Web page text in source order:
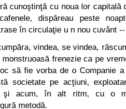
cunoştinţă cu noua lor capitală
dispăreau peste
în circulaţie u n nou cuvânt
vindea, se vindea,
frenezie ca pe
să fie vorba de o Companie
societate pe acţiuni,
şi acum, în alt ritm, cu o
metodă.